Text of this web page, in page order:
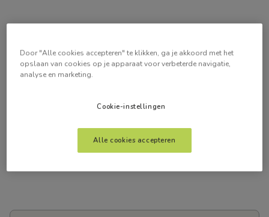
Door "Alle cookies accepteren" te klikken, ga je akkoord met het
opslaan van cookies op je apparaat voor verbeterde navigatie,
analyse en marketing.
Cookie-instellingen
Alle cookies accepteren